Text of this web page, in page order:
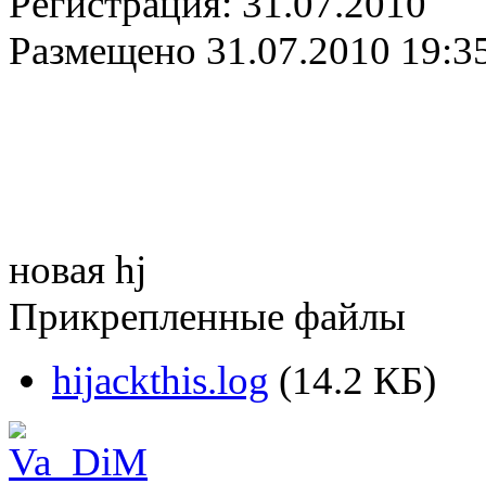
Размещено 31.07.2010
новая hj
Прикрепленные файлы
hijackthis.log (14.2 КБ)